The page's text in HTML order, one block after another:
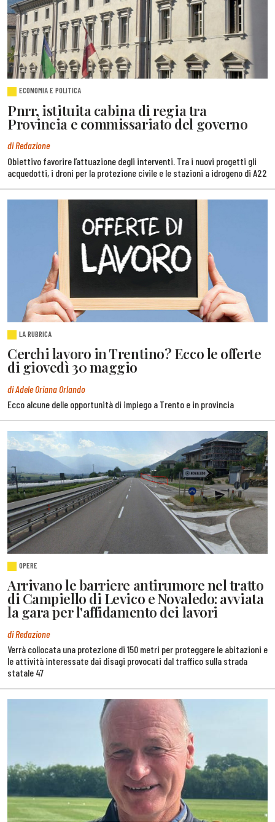
ECONOMIA E POLITICA
Pnrr, istituita cabina di regia tra
Provincia e commissariato del governo
di Redazione
Obiettivo favorire l’attuazione degli interventi. Tra i nuovi progetti gli
acquedotti, i droni per la protezione civile e le stazioni a idrogeno di A22
LA RUBRICA
Cerchi lavoro in Trentino? Ecco le offerte
di giovedì 30 maggio
di Adele Oriana Orlando
Ecco alcune delle opportunità di impiego a Trento e in provincia
OPERE
Arrivano le barriere antirumore nel tratto
di Campiello di Levico e Novaledo: avviata
la gara per l'affidamento dei lavori
di Redazione
Verrà collocata una protezione di 150 metri per proteggere le abitazioni e
le attività interessate dai disagi provocati dal traffico sulla strada
statale 47